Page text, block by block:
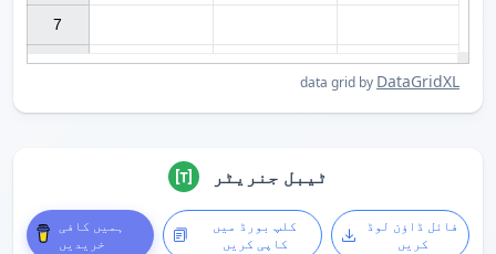
data grid by DataGridXL
7
ٹیبل جنریٹر
ہمیں کافی
خریدیں
کلپ بورڈ میں
کاپی کریں
فائل ڈاؤن لوڈ
کریں